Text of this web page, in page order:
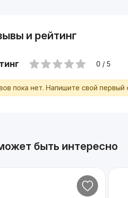
и рейтинг
0 / 5
пока нет. Напишите свой первый
быть интересно